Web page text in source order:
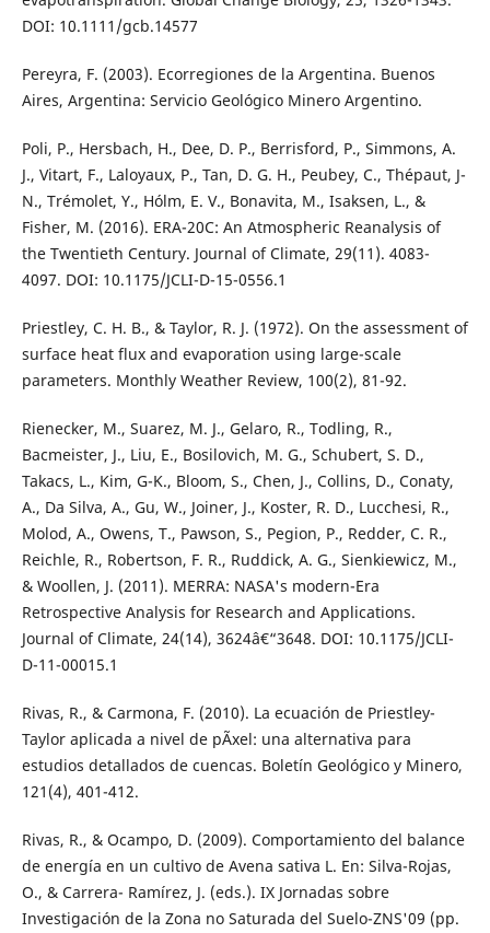
DOI: 10.1111/gcb.14577
Pereyra, F. (2003). Ecorregiones de la Argentina. Buenos
Aires, Argentina: Servicio Geológico Minero Argentino.
Poli, P., Hersbach, H., Dee, D. P., Berrisford, P., Simmons, A.
J., Vitart, F., Laloyaux, P., Tan, D. G. H., Peubey, C., Thépaut, J-
N., Trémolet, Y., Hólm, E. V., Bonavita, M., Isaksen, L., &
Fisher, M. (2016). ERA-20C: An Atmospheric Reanalysis of
the Twentieth Century. Journal of Climate, 29(11). 4083-
4097. DOI: 10.1175/JCLI-D-15-0556.1
Priestley, C. H. B., & Taylor, R. J. (1972). On the assessment of
surface heat flux and evaporation using large-scale
parameters. Monthly Weather Review, 100(2), 81-92.
Rienecker, M., Suarez, M. J., Gelaro, R., Todling, R.,
Bacmeister, J., Liu, E., Bosilovich, M. G., Schubert, S. D.,
Takacs, L., Kim, G-K., Bloom, S., Chen, J., Collins, D., Conaty,
A., Da Silva, A., Gu, W., Joiner, J., Koster, R. D., Lucchesi, R.,
Molod, A., Owens, T., Pawson, S., Pegion, P., Redder, C. R.,
Reichle, R., Robertson, F. R., Ruddick, A. G., Sienkiewicz, M.,
& Woollen, J. (2011). MERRA: NASA's modern-Era
Retrospective Analysis for Research and Applications.
Journal of Climate, 24(14), 3624â€“3648. DOI: 10.1175/JCLI-
D-11-00015.1
Rivas, R., & Carmona, F. (2010). La ecuación de Priestley-
Taylor aplicada a nivel de pÃ­xel: una alternativa para
estudios detallados de cuencas. Boletín Geológico y Minero,
121(4), 401-412.
Rivas, R., & Ocampo, D. (2009). Comportamiento del balance
de energía en un cultivo de Avena sativa L. En: Silva-Rojas,
O., & Carrera- Ramírez, J. (eds.). IX Jornadas sobre
Investigación de la Zona no Saturada del Suelo-ZNS'09 (pp.